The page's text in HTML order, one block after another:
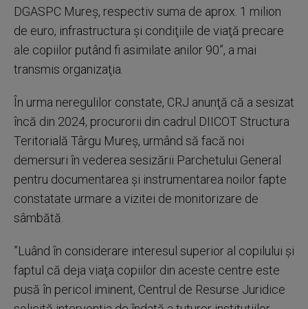
DGASPC Mureş, respectiv suma de aprox. 1 milion
de euro, infrastructura şi condiţiile de viaţă precare
ale copiilor putând fi asimilate anilor 90”, a mai
transmis organizaţia.
În urma neregulilor constate, CRJ anunţă că a sesizat
încă din 2024, procurorii din cadrul DIICOT Structura
Teritorială Târgu Mureş, urmând să facă noi
demersuri în vederea sesizării Parchetului General
pentru documentarea şi instrumentarea noilor fapte
constatate urmare a vizitei de monitorizare de
sâmbătă.
”Luând în considerare interesul superior al copilului şi
faptul că deja viaţa copiilor din aceste centre este
pusă în pericol iminent, Centrul de Resurse Juridice